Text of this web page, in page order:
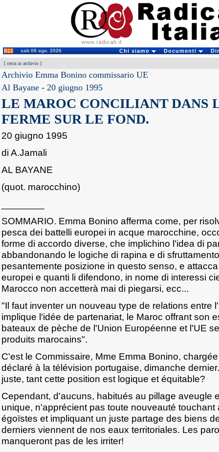
sab 08 ago. 2026 Chi siamo Documenti
[ cerca in archivio ]
Archivio Emma Bonino commissario UE
Al Bayane - 20 giugno 1995
LE MAROC CONCILIANT DANS
FERME SUR LE FOND.
20 giugno 1995
di A.Jamali
AL BAYANE
(quot. marocchino)
SOMMARIO. Emma Bonino afferma come, per
pesca dei battelli europei in acque marocchine,
forme di accordo diverse, che implichino l'idea di
abbandonando le logiche di rapina e di
pesantemente posizione in questo senso, e
europei e quanti li difendono, in nome di interessi
Marocco non accetterà mai di piegarsi, ecc...
"Il faut inventer un nouveau type de relations entre
implique l'idée de partenariat, le Maroc offrant son
bateaux de pèche de l'Union Européenne et l'UE
produits marocains".
C'est le Commissaire, Mme Emma Bonino,
déclaré à la télévision portugaise, dimanche
juste, tant cette position est logique et équitable?
Cependant, d'aucuns, habitués au pillage aveugle
unique, n'apprécient pas toute nouveauté touchant
égoïstes et impliquant un juste partage des biens
derniers viennent de nos eaux territoriales. Les
manqueront pas de les irriter!